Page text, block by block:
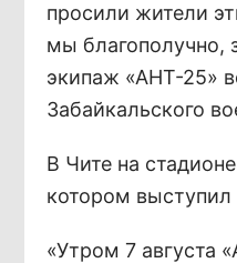
просили жители
мы благополучно,
экипаж «АНТ-25»
Забайкальского
В Чите на
котором
«Утром 7 августа